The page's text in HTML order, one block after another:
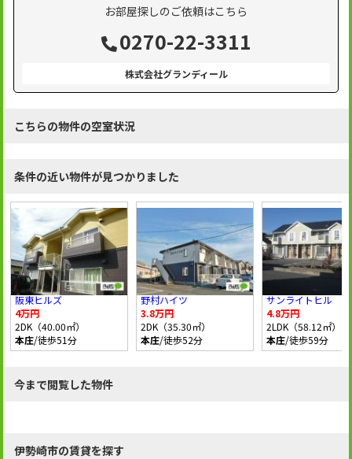
お部屋探しのご依頼はこちら
0270-22-3311
株式会社グランディール
こちらの物件の空室状況
条件の近い物件が見つかりました
阪東ヒルズ
4万円
2DK（40.00㎡）
本庄/徒歩51分
野村ハイツ
3.8万円
2DK（35.30㎡）
本庄/徒歩52分
サンライトヒル
4.8万円
2LDK（58.12㎡）
本庄/徒歩59分
今まで閲覧した物件
伊勢崎市の賃貸を探す